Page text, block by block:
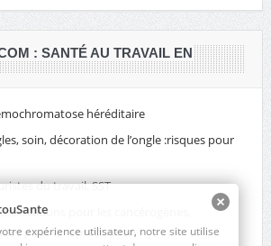
: SANTÉ AU TRAVAIL EN
héréditaire
soin, décoration de l’ongle :risques pour
du travail, SST
pour les cancérogènes,
pour la reproduction
expérience utilisateur, notre site utilise